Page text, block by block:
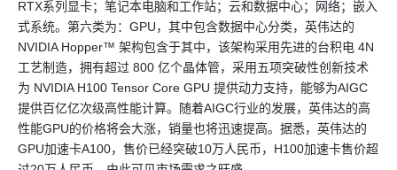
RTX系列显卡；笔记本电脑和工作站；云和数据中心；网络；嵌入
式系统。第六类为：GPU，其中包含数据中心分类，英伟达的
NVIDIA Hopper™ 架构包含于其中，该架构采用先进的台积电 4N
工艺制造，拥有超过 800 亿个晶体管，采用五项突破性创新技术
为 NVIDIA H100 Tensor Core GPU 提供动力支持，能够为AIGC
提供百亿亿次级高性能计算。随着AIGC行业的发展，英伟达的高
性能GPU的价格将会大涨，销量也将迅速提高。据悉，英伟达的
GPU加速卡A100，售价已经突破10万人民币，H100加速卡售价超